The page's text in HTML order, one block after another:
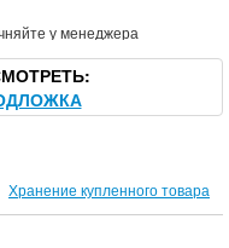
у менеджера
Хранение купленного товара